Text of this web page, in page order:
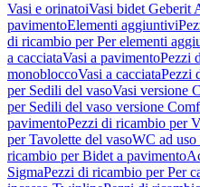
Vasi e orinatoiVasi bidet Geberit
pavimentoElementi aggiuntivi
di ricambio per Per elementi
a cacciataVasi a pavimentoPezzi
monobloccoVasi a cacciataPezzi
per Sedili del vasoVasi versione
per Sedili del vaso versione
pavimentoPezzi di ricambio per
per Tavolette del vasoWC ad uso
ricambio per Bidet a pavimento
SigmaPezzi di ricambio per Per